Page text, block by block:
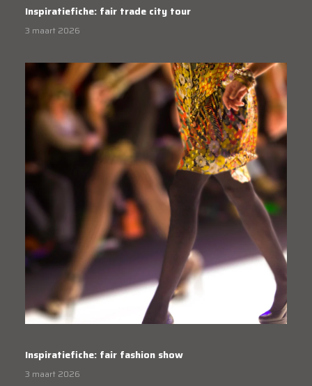
Inspiratiefiche: fair trade city tour
3 maart 2026
Inspiratiefiche: fair fashion show
3 maart 2026